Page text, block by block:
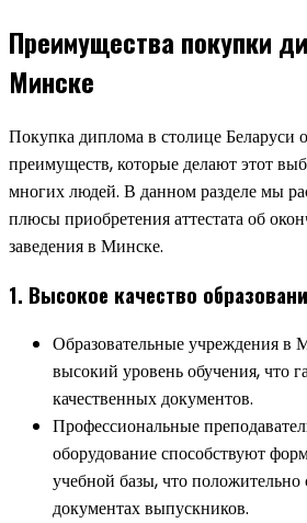
Преимущества покупки
Минске
Покупка диплома в столице Беларуси
преимуществ, которые делают этот
многих людей. В данном разделе мы
плюсы приобретения аттестата об
заведения в Минске.
1. Высокое качество
Образовательные учреждения в
высокий уровень обучения, что
качественных документов.
Профессиональные
оборудование способствуют
учебной базы, что положительно
документах выпускников.